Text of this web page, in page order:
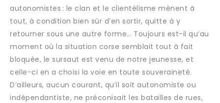
autonomistes : le clan et le clientélisme mènent à
tout, à condition bien sûr d’en sortir, quitte à y
retourner sous une autre forme… Toujours est-il qu’au
moment où la situation corse semblait tout à fait
bloquée, le sursaut est venu de notre jeunesse, et
celle-ci en a choisi la voie en toute souveraineté.
D’ailleurs, aucun courant, qu’il soit autonomiste ou
indépendantiste, ne préconisait les batailles de rues,